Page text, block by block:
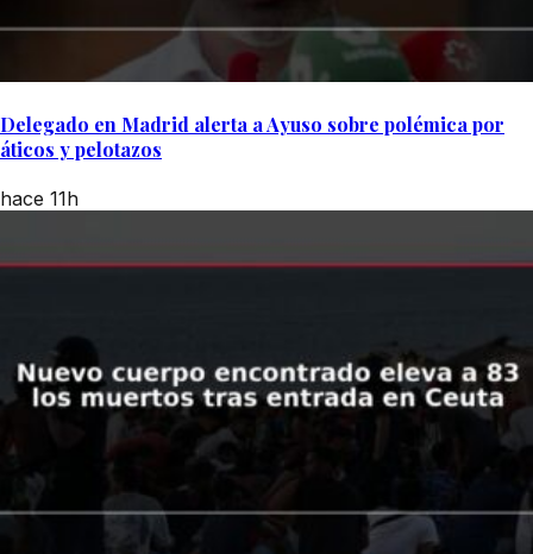
Delegado en Madrid alerta a Ayuso sobre polémica por
áticos y pelotazos
hace 11h